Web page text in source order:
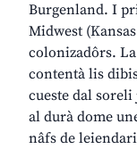
Burgenland. I
Midwest
colonizadôrs.
contentà lis
cueste dal
al durà dome
nâfs de